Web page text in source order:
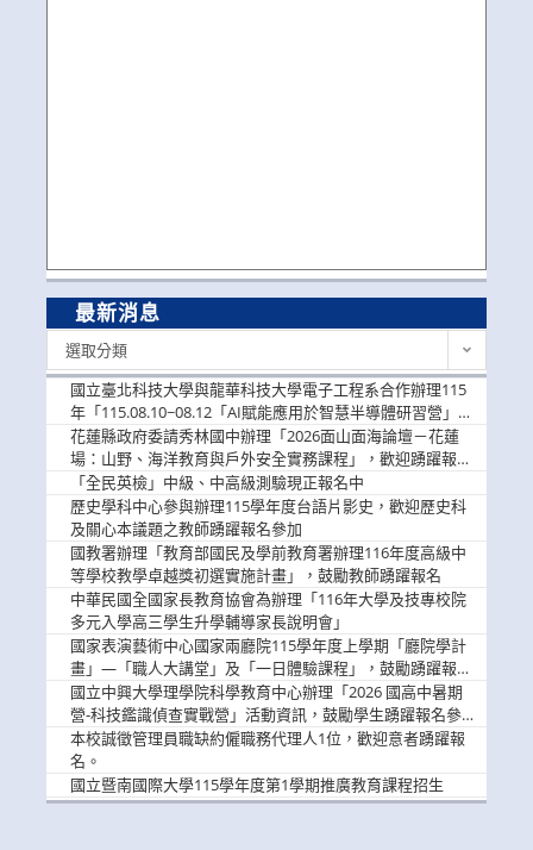
最新消息
選取分類
國立臺北科技大學與龍華科技大學電子工程系合作辦理115
年「115.08.10~08.12「AI賦能應用於智慧半導體研習營」，
歡迎學生踴躍報名參加
花蓮縣政府委請秀林國中辦理「2026面山面海論壇－花蓮
場：山野、海洋教育與戶外安全實務課程」，歡迎踴躍報名
參加
「全民英檢」中級、中高級測驗現正報名中
歷史學科中心參與辦理115學年度台語片影史，歡迎歷史科
及關心本議題之教師踴躍報名參加
國教署辦理「教育部國民及學前教育署辦理116年度高級中
等學校教學卓越獎初選實施計畫」，鼓勵教師踴躍報名
中華民國全國家長教育協會為辦理「116年大學及技專校院
多元入學高三學生升學輔導家長說明會」
國家表演藝術中心國家兩廳院115學年度上學期「廳院學計
畫」—「職人大講堂」及「一日體驗課程」，鼓勵踴躍報名
參與。
國立中興大學理學院科學教育中心辦理「2026 國高中暑期
營-科技鑑識偵查實戰營」活動資訊，鼓勵學生踴躍報名參
加。
本校誠徵管理員職缺約僱職務代理人1位，歡迎意者踴躍報
名。
國立暨南國際大學115學年度第1學期推廣教育課程招生